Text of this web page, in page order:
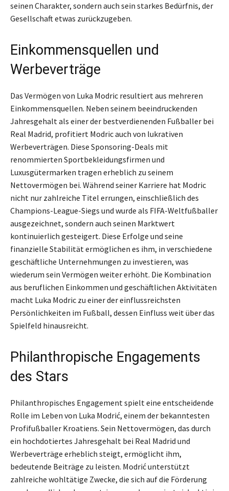
seinen Charakter, sondern auch sein starkes Bedürfnis, der
Gesellschaft etwas zurückzugeben.
Einkommensquellen und
Werbeverträge
Das Vermögen von Luka Modric resultiert aus mehreren
Einkommensquellen. Neben seinem beeindruckenden
Jahresgehalt als einer der bestverdienenden Fußballer bei
Real Madrid, profitiert Modric auch von lukrativen
Werbeverträgen. Diese Sponsoring-Deals mit
renommierten Sportbekleidungsfirmen und
Luxusgütermarken tragen erheblich zu seinem
Nettovermögen bei. Während seiner Karriere hat Modric
nicht nur zahlreiche Titel errungen, einschließlich des
Champions-League-Siegs und wurde als FIFA-Weltfußballer
ausgezeichnet, sondern auch seinen Marktwert
kontinuierlich gesteigert. Diese Erfolge und seine
finanzielle Stabilität ermöglichen es ihm, in verschiedene
geschäftliche Unternehmungen zu investieren, was
wiederum sein Vermögen weiter erhöht. Die Kombination
aus beruflichen Einkommen und geschäftlichen Aktivitäten
macht Luka Modric zu einer der einflussreichsten
Persönlichkeiten im Fußball, dessen Einfluss weit über das
Spielfeld hinausreicht.
Philanthropische Engagements
des Stars
Philanthropisches Engagement spielt eine entscheidende
Rolle im Leben von Luka Modrić, einem der bekanntesten
Profifußballer Kroatiens. Sein Nettovermögen, das durch
ein hochdotiertes Jahresgehalt bei Real Madrid und
Werbeverträge erheblich steigt, ermöglicht ihm,
bedeutende Beiträge zu leisten. Modrić unterstützt
zahlreiche wohltätige Zwecke, die sich auf die Förderung